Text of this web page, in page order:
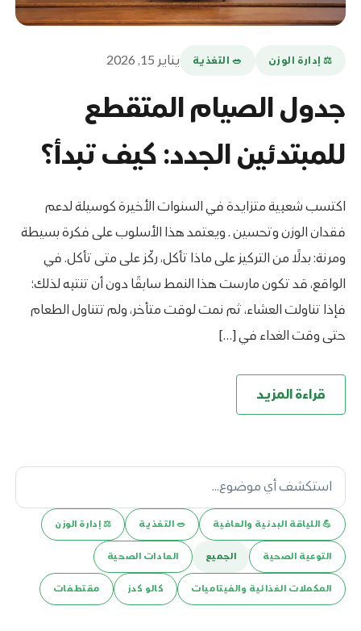
⚖️ إدارة الوزن 🥗 التغذية يناير 15, 2026
جدول الصيام المتقطع
للمبتدئين الجدد: كيف تبدأ؟
اكتسب شعبية متزايدة في السنوات الأخيرة كوسيلة لدعم
فقدان الوزن وتحسين . ويعتمد هذا الأسلوب على فكرة بسيطة
ومرنة: بدلًا من التركيز على ماذا تأكل، ركّز على متى تأكل. في
الواقع، قد تكون مارست هذا النمط سابقًا دون أن تنتبه لذلك؛
فإذا تناولت العشاء، ثم نمت لوقت متأخر، ولم تتناول الطعام
حتى وقت الغداء في […]
قراءة المزيد
💪️ اللياقة البدنية والعافية 🥗 التغذية ⚖️ إدارة الوزن
التوعية الصحية الجميع العادات الصحية
المكملات الغذائية والفيتاميات كالو كدز مقتطفات